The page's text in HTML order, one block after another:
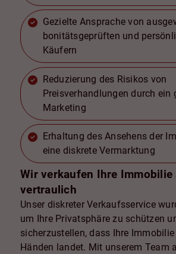
Gezielte Ansprache von
bonitätsgeprüften und
Käufern
Reduzierung des Risikos von
Preisverhandlungen durch ein
Marketing
Erhaltung des Ansehens der
eine diskrete Vermarktung
Wir verkaufen Ihre Immobilie
vertraulich
Unser diskreter Verkaufsservice
um Ihre Privatsphäre zu schützen
sicherzustellen, dass Ihre
Händen landet. Mit unserem Team